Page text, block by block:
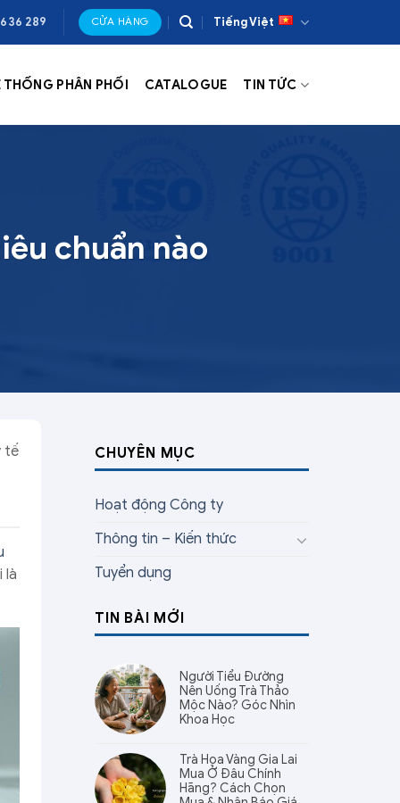
289 CỬA HÀNG Tiếng Việt
THỐNG PHÂN PHỐI CATALOGUE TIN TỨC
chuẩn nào
tế
là
CHUYÊN MỤC
Hoạt động Công ty
Thông tin – Kiến thức
Tuyển dụng
TIN BÀI MỚI
Người Tiểu Đường
Nên Uống Trà Thảo
Mộc Nào? Góc Nhìn
Khoa Học
Trà Hoa Vàng Gia Lai
Mua Ở Đâu Chính
Hãng? Cách Chọn